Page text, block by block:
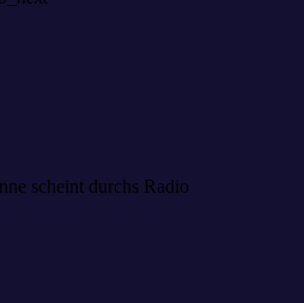
scheint durchs Radio